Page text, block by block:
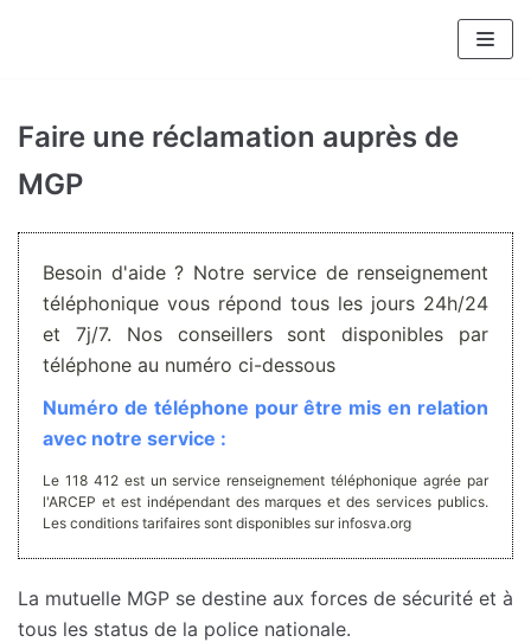
contenu
Faire une réclamation auprès de
MGP
Besoin d'aide ? Notre service de renseignement
téléphonique vous répond tous les jours 24h/24
et 7j/7. Nos conseillers sont disponibles par
téléphone au numéro ci-dessous
Numéro de téléphone pour être mis en relation
avec notre service :
Le 118 412 est un service renseignement téléphonique agrée par
l'ARCEP et est indépendant des marques et des services publics.
Les conditions tarifaires sont disponibles sur infosva.org
La mutuelle MGP se destine aux forces de sécurité et à
tous les status de la police nationale.